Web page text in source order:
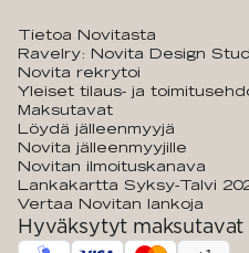
Tietoa Novitasta
Ravelry: Novita Design
Novita rekrytoi
Yleiset tilaus- ja
Maksutavat
Löydä jälleenmyyjä
Novita jälleenmyyjille
Novitan ilmoituskanava
Lankakartta Syksy-Talvi
Vertaa Novitan lankoja
Hyväksytyt maksutavat